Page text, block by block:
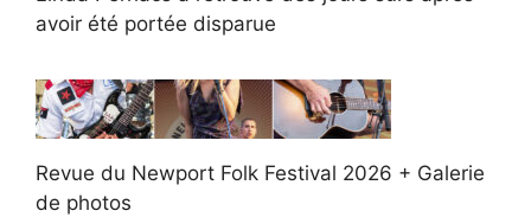
avoir été portée disparue
Revue du Newport Folk Festival 2026 + Galerie
de photos